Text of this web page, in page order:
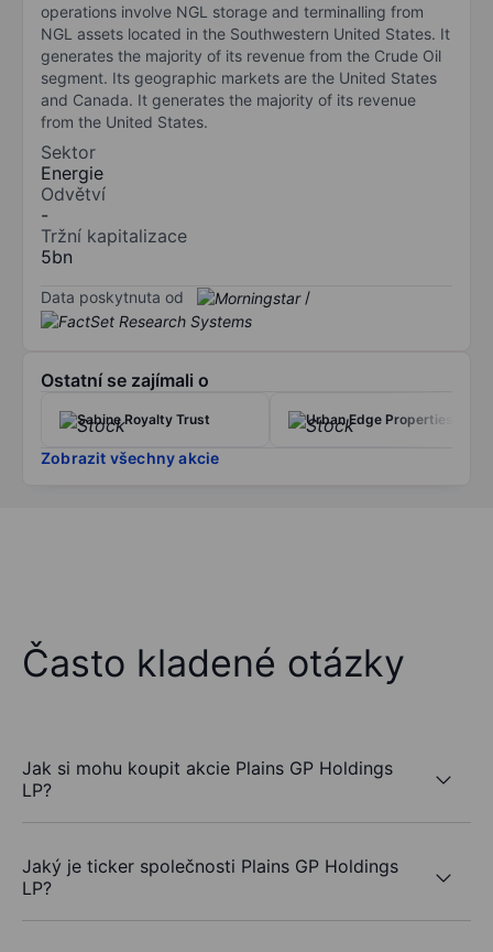
operations involve NGL storage and terminalling from
NGL assets located in the Southwestern United States. It
generates the majority of its revenue from the Crude Oil
segment. Its geographic markets are the United States
and Canada. It generates the majority of its revenue
from the United States.
Sektor
Energie
Odvětví
-
Tržní kapitalizace
5bn
Data poskytnuta od /
Ostatní se zajímali o
Sabine Royalty Trust Urban Edge Properties
Zobrazit všechny akcie
Často kladené otázky
Jak si mohu koupit akcie Plains GP Holdings
LP?
Jaký je ticker společnosti Plains GP Holdings
LP?